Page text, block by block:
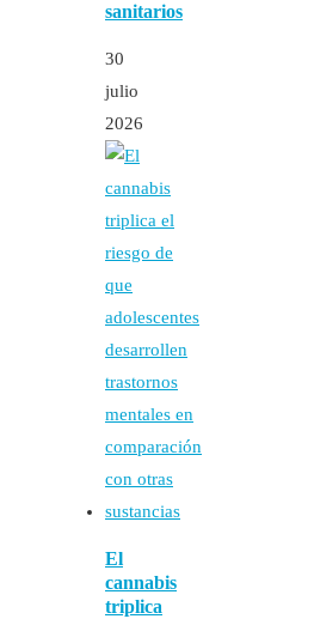
sanitarios
30
julio
2026
El
cannabis
triplica